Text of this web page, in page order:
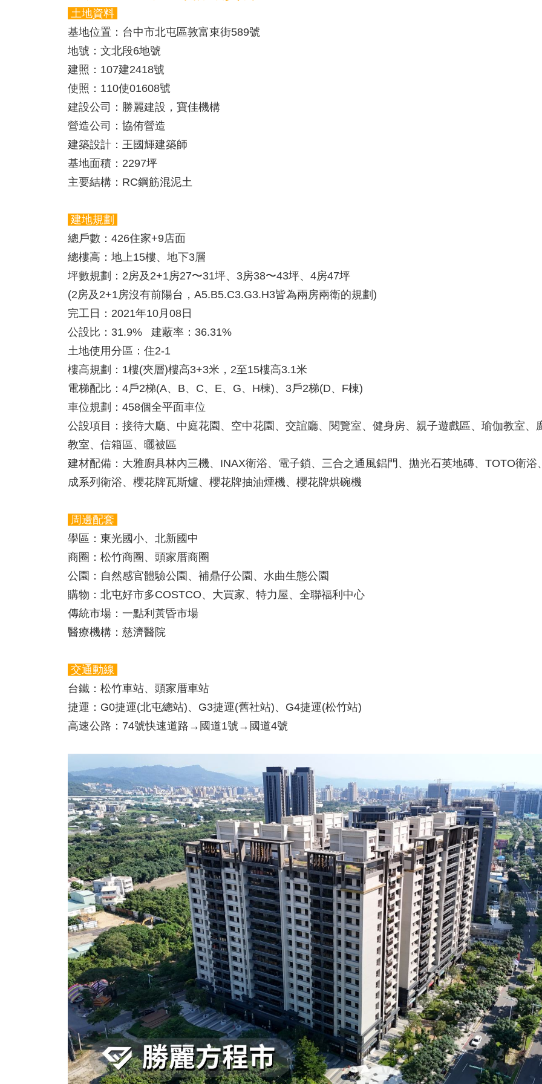
土地資料
基地位置： 台中市北屯區敦富東街589號
地號： 文北段6地號
建照： 107建2418號
使照： 110使01608號
建設公司： 勝麗建設，寶佳機構
營造公司： 協侑營造
建築設計： 王國輝建築師
基地面積： 2297坪
主要結構： RC鋼筋混泥土
建地規劃
總戶數： 426住家+9店面
總樓高： 地上15樓、地下3層
坪數規劃： 2房及2+1房27〜31坪、3房38〜43坪、4房47坪
(2房及2+1房沒有前陽台，A5.B5.C3.G3.H3皆為兩房兩衛的規劃)
完工日： 2021年10月08日
公設比： 31.9% 建蔽率：36.31%
土地使用分區： 住2-1
樓高規劃： 1樓(夾層)樓高3+3米，2至15樓高3.1米
電梯配比： 4戶2梯(A、B、C、E、G、H棟)、3戶2梯(D、F棟)
車位規劃： 458個全平面車位
公設項目： 接待大廳、中庭花園、空中花園、交誼廳、閱覽室、健身房、親子遊戲區、瑜伽教室、
教室、信箱區、曬被區
建材配備： 大雅廚具林內三機、INAX衛浴、電子鎖、三合之通風鋁門、拋光石英地磚、TOTO衛浴
成系列衛浴、櫻花牌瓦斯爐、櫻花牌抽油煙機、櫻花牌烘碗機
周邊配套
學區： 東光國小、北新國中
商圈： 松竹商圈、頭家厝商圈
公園： 自然感官體驗公園、補鼎仔公園、水曲生態公園
購物： 北屯好市多COSTCO、大買家、特力屋、全聯福利中心
傳統市場： 一點利黃昏市場
醫療機構： 慈濟醫院
交通動線
台鐵： 松竹車站、頭家厝車站
捷運： G0捷運(北屯總站)、G3捷運(舊社站)、G4捷運(松竹站)
高速公路： 74號快速道路→國道1號→國道4號